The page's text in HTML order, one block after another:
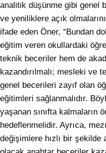
analitik düşünme gibi genel
ve yeniliklere açık
ifade eden Öner, “Bundan
eğitim veren okullardaki
teknik beceriler hem de
kazandırılmalı; mesleki ve
genel becerileri zayıf olan
eğitimleri sağlanmalıdır.
yaşanan sınıfta kalmaların
hedeflenmelidir. Ayrıca,
değişimlere hızlı bir şekilde